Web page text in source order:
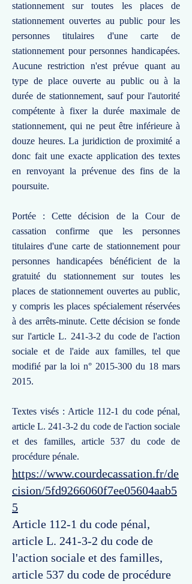
stationnement sur toutes les places de
stationnement ouvertes au public pour les
personnes titulaires d'une carte de
stationnement pour personnes handicapées.
Aucune restriction n'est prévue quant au
type de place ouverte au public ou à la
durée de stationnement, sauf pour l'autorité
compétente à fixer la durée maximale de
stationnement, qui ne peut être inférieure à
douze heures. La juridiction de proximité a
donc fait une exacte application des textes
en renvoyant la prévenue des fins de la
poursuite.
Portée : Cette décision de la Cour de
cassation confirme que les personnes
titulaires d'une carte de stationnement pour
personnes handicapées bénéficient de la
gratuité du stationnement sur toutes les
places de stationnement ouvertes au public,
y compris les places spécialement réservées
à des arrêts-minute. Cette décision se fonde
sur l'article L. 241-3-2 du code de l'action
sociale et de l'aide aux familles, tel que
modifié par la loi n° 2015-300 du 18 mars
2015.
Textes visés : Article 112-1 du code pénal,
article L. 241-3-2 du code de l'action sociale
et des familles, article 537 du code de
procédure pénale.
https://www.courdecassation.fr/de
cision/5fd9266060f7ee05604aab5
5
Article 112-1 du code pénal,
article L. 241-3-2 du code de
l'action sociale et des familles,
article 537 du code de procédure